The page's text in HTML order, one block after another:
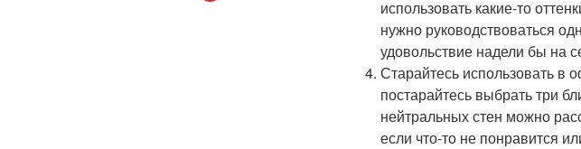
использовать какие-то
нужно руководствоваться
удовольствие надели бы на
Старайтесь использовать в
постарайтесь выбрать три
нейтральных стен можно
если что-то не понравится